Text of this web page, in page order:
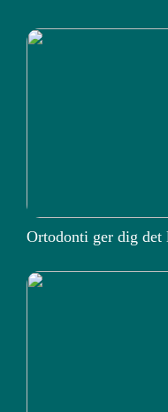
Ortodonti ger dig det